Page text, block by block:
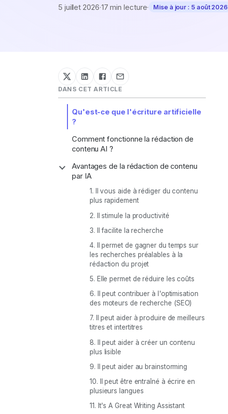
5 juillet 2026·17 min lecture· Mise à jour : 5 août 2026
DANS CET ARTICLE
Qu'est-ce que l'écriture artificielle
?
Comment fonctionne la rédaction de
contenu AI ?
Afficher/masquer
sous-
Avantages de la rédaction de contenu
par IA
1. Il vous aide à rédiger du contenu
plus rapidement
2. Il stimule la productivité
3. Il facilite la recherche
4. Il permet de gagner du temps sur
les recherches préalables à la
rédaction du projet
5. Elle permet de réduire les coûts
6. Il peut contribuer à l'optimisation
des moteurs de recherche (SEO)
7. Il peut aider à produire de meilleurs
titres et intertitres
8. Il peut aider à créer un contenu
plus lisible
9. Il peut aider au brainstorming
10. Il peut être entraîné à écrire en
plusieurs langues
11. It's A Great Writing Assistant